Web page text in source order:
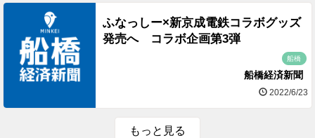
ふなっしー×新京成電鉄コラボグッズ
発売へ コラボ企画第3弾
船橋
船橋経済新聞
2022/6/23
もっと見る